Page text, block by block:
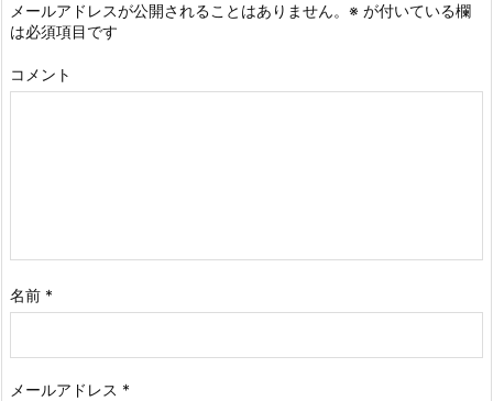
メールアドレスが公開されることはありません。 ※ が付いている欄
は必須項目です
コメント
名前 *
メールアドレス *